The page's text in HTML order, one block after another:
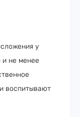
у
и не менее
воспитывают